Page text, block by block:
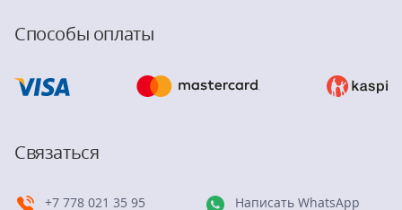
Способы оплаты
Связаться
+7 778 021 35 95 Написать WhatsApp